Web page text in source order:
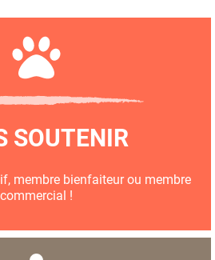
SOUTENIR
membre bienfaiteur ou membre
commercial !